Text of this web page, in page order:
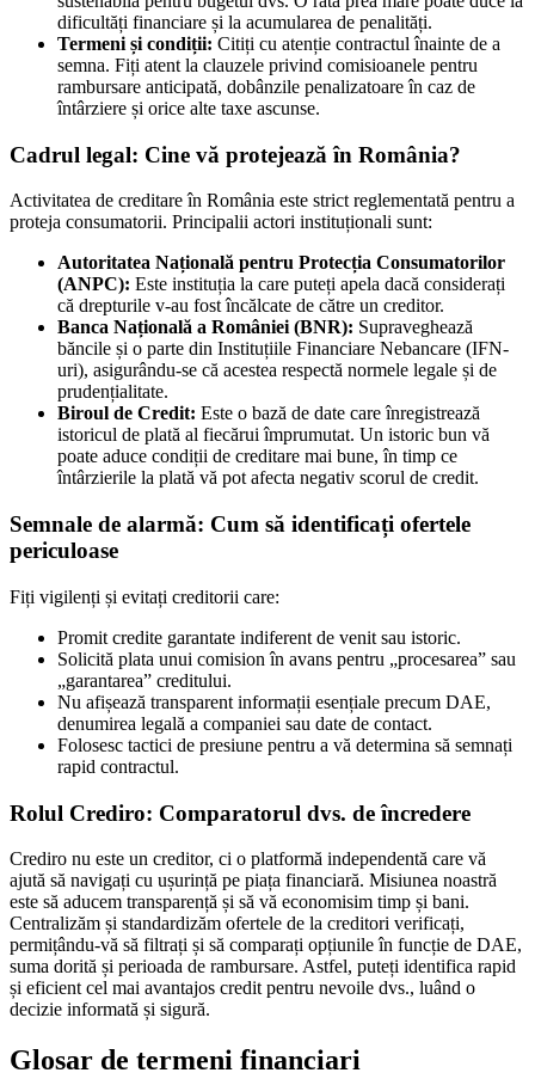
dificultăți financiare și la acumularea de penalități.
Termeni și condiții: Citiți cu atenție contractul înainte de a
semna. Fiți atent la clauzele privind comisioanele pentru
rambursare anticipată, dobânzile penalizatoare în caz de
întârziere și orice alte taxe ascunse.
Cadrul legal: Cine vă protejează în România?
Activitatea de creditare în România este strict reglementată pentru a
proteja consumatorii. Principalii actori instituționali sunt:
Autoritatea Națională pentru Protecția Consumatorilor
(ANPC): Este instituția la care puteți apela dacă considerați
că drepturile v-au fost încălcate de către un creditor.
Banca Națională a României (BNR): Supraveghează
băncile și o parte din Instituțiile Financiare Nebancare (IFN-
uri), asigurându-se că acestea respectă normele legale și de
prudențialitate.
Biroul de Credit: Este o bază de date care înregistrează
istoricul de plată al fiecărui împrumutat. Un istoric bun vă
poate aduce condiții de creditare mai bune, în timp ce
întârzierile la plată vă pot afecta negativ scorul de credit.
Semnale de alarmă: Cum să identificați ofertele
periculoase
Fiți vigilenți și evitați creditorii care:
Promit credite garantate indiferent de venit sau istoric.
Solicită plata unui comision în avans pentru „procesarea” sau
„garantarea” creditului.
Nu afișează transparent informații esențiale precum DAE,
denumirea legală a companiei sau date de contact.
Folosesc tactici de presiune pentru a vă determina să semnați
rapid contractul.
Rolul Crediro: Comparatorul dvs. de încredere
Crediro nu este un creditor, ci o platformă independentă care vă
ajută să navigați cu ușurință pe piața financiară. Misiunea noastră
este să aducem transparență și să vă economisim timp și bani.
Centralizăm și standardizăm ofertele de la creditori verificați,
permițându-vă să filtrați și să comparați opțiunile în funcție de DAE,
suma dorită și perioada de rambursare. Astfel, puteți identifica rapid
și eficient cel mai avantajos credit pentru nevoile dvs., luând o
decizie informată și sigură.
Glosar de termeni financiari